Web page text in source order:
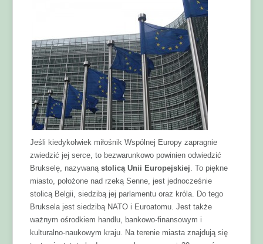
Jeśli kiedykolwiek miłośnik Wspólnej Europy zapragnie
zwiedzić jej serce, to bezwarunkowo powinien odwiedzić
Brukselę, nazywaną stolicą Unii Europejskiej . To piękne
miasto, położone nad rzeką Senne, jest jednocześnie
stolicą Belgii, siedzibą jej parlamentu oraz króla. Do tego
Bruksela jest siedzibą NATO i Euroatomu. Jest także
ważnym ośrodkiem handlu, bankowo-finansowym i
kulturalno-naukowym kraju. Na terenie miasta znajdują się